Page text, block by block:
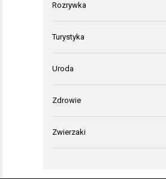
Rozrywka
Turystyka
Uroda
Zdrowie
Zwierzaki